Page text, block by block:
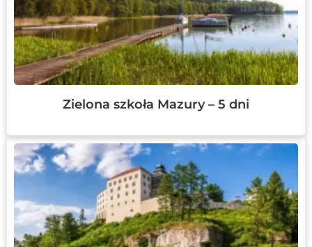
Zielona szkoła Mazury – 5 dni